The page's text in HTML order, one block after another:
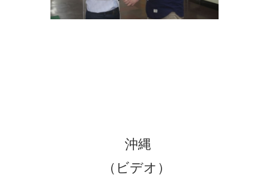
沖縄
（ビデオ）